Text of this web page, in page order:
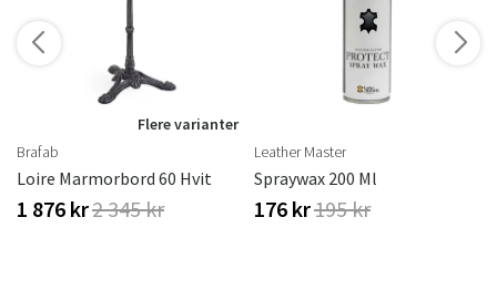
Flere varianter
Brafab
Loire Marmorbord 60 Hvit
1 876 kr2 345 kr
Leather Master
Spraywax 200 Ml
176 kr195 kr